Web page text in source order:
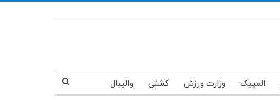
المپیک وزارت ورزش کشتی والیبال